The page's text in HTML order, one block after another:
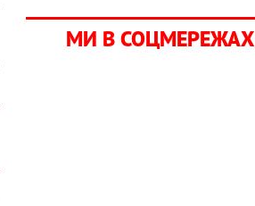
МИ В СОЦМЕРЕЖАХ